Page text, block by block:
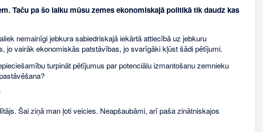
Taču pa šo laiku mūsu zemes ekonomiskajā politikā tik daudz kas
nemainīgi jebkura sabiedriskajā iekārtā attiecībā uz jebkuru
jo vairāk ekonomiskās patstāvības, jo svarīgāki kļūst šādi pētījumi.
turpināt pētījumus par potenciālu izmantošanu zemnieku
Šai ziņā man ļoti veicies. Neapšaubāmi, arī paša zinātniskajos